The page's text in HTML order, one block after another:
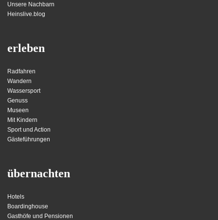
Unsere Nachbarn
Heinslive.blog
erleben
Radfahren
Wandern
Wassersport
Genuss
Museen
Mit Kindern
Sport und Action
Gästeführungen
übernachten
Hotels
Boardinghouse
Gasthöfe und Pensionen